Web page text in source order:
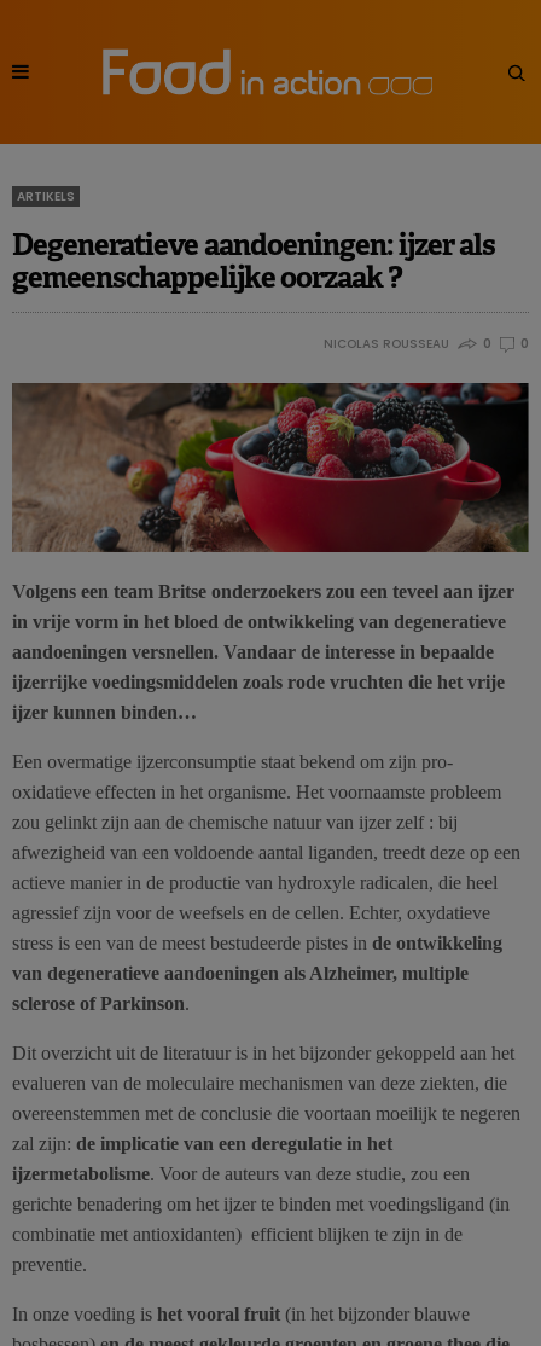
ARTIKELS
Degeneratieve aandoeningen: ijzer als
gemeenschappelijke oorzaak ?
NICOLAS ROUSSEAU 0 0
Volgens een team Britse onderzoekers zou een teveel aan ijzer
in vrije vorm in het bloed de ontwikkeling van degeneratieve
aandoeningen versnellen. Vandaar de interesse in bepaalde
ijzerrijke voedingsmiddelen zoals rode vruchten die het vrije
ijzer kunnen binden…
Een overmatige ijzerconsumptie staat bekend om zijn pro-
oxidatieve effecten in het organisme. Het voornaamste probleem
zou gelinkt zijn aan de chemische natuur van ijzer zelf : bij
afwezigheid van een voldoende aantal liganden, treedt deze op een
actieve manier in de productie van hydroxyle radicalen, die heel
agressief zijn voor de weefsels en de cellen. Echter, oxydatieve
stress is een van de meest bestudeerde pistes in de ontwikkeling
van degeneratieve aandoeningen als Alzheimer, multiple
sclerose of Parkinson.
Dit overzicht uit de literatuur is in het bijzonder gekoppeld aan het
evalueren van de moleculaire mechanismen van deze ziekten, die
overeenstemmen met de conclusie die voortaan moeilijk te negeren
zal zijn: de implicatie van een deregulatie in het
ijzermetabolisme. Voor de auteurs van deze studie, zou een
gerichte benadering om het ijzer te binden met voedingsligand (in
combinatie met antioxidanten) efficient blijken te zijn in de
preventie.
In onze voeding is het vooral fruit (in het bijzonder blauwe